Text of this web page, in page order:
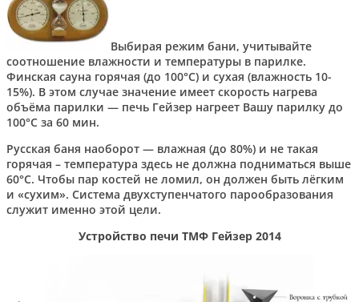
Выбирая режим бани, учитывайте
соотношение влажности и температуры в парилке.
Финская сауна горячая (до 100°С) и сухая (влажность 10-
15%). В этом случае значение имеет скорость нагрева
объёма парилки — печь Гейзер нагреет Вашу парилку до
100°С за 60 мин.
Русская баня наоборот — влажная (до 80%) и не такая
горячая – температура здесь не должна подниматься выше
60°С. Чтобы пар костей не ломил, он должен быть лёгким
и «сухим». Система двухступенчатого парообразования
служит именно этой цели.
Устройство печи ТМФ Гейзер 2014